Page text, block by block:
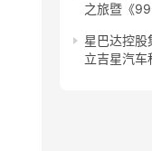
之旅暨《
星巴达控
立吉星汽车